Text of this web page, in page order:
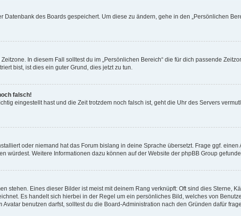
des Boards gespeichert. Um diese zu ändern, gehe in den „Persönlichen
In diesem Fall solltest du im „Persönlichen Bereich“ die für dich passende
bist, ist dies ein guter Grund, dies jetzt zu tun.
falsch!
eingestellt hast und die Zeit trotzdem noch falsch ist, geht die Uhr des Servers
oder niemand hat das Forum bislang in deine Sprache übersetzt. Frage ggf.
würdest. Weitere Informationen dazu können auf der Website der phpBB Group
stehen. Eines dieser Bilder ist meist mit deinem Rang verknüpft: Oft sind dies Sterne,
Es handelt sich hierbei in der Regel um ein persönliches Bild, welches von
benutzen darfst, solltest du die Board-Administration nach den Gründen dafür